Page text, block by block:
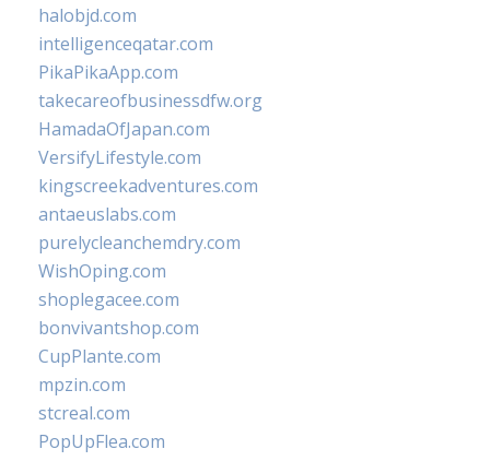
halobjd.com
intelligenceqatar.com
PikaPikaApp.com
takecareofbusinessdfw.org
HamadaOfJapan.com
VersifyLifestyle.com
kingscreekadventures.com
antaeuslabs.com
purelycleanchemdry.com
WishOping.com
shoplegacee.com
bonvivantshop.com
CupPlante.com
mpzin.com
stcreal.com
PopUpFlea.com